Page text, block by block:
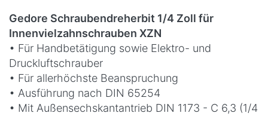
Gedore Schraubendreherbit 1/4 Zoll für
Innenvielzahnschrauben XZN
• Für Handbetätigung sowie Elektro- und
Druckluftschrauber
• Für allerhöchste Beanspruchung
• Ausführung nach DIN 65254
• Mit Außensechskantantrieb DIN 1173 - C 6,3 (1/4